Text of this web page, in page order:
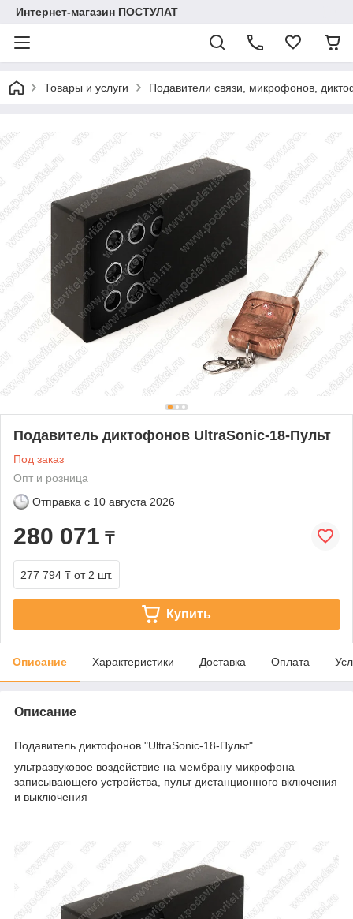
Интернет-магазин ПОСТУЛАТ
Товары и услуги Подавители связи, микрофонов,
Подавитель диктофонов UltraSonic-18-Пульт
Под заказ
Опт и розница
Отправка с 10 августа 2026
280 071 ₸
277 794 ₸ от 2 шт.
Купить
Описание Характеристики Доставка Оплата
Описание
Подавитель диктофонов "UltraSonic-18-Пульт"
ультразвуковое воздействие на мембрану микрофона
записывающего устройства, пульт дистанционного включения
и выключения